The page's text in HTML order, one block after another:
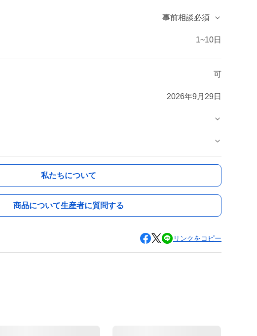
事前相談必須
1~10日
可
2026年9月29日
私たちについて
商品について生産者に質問する
リンクをコピー